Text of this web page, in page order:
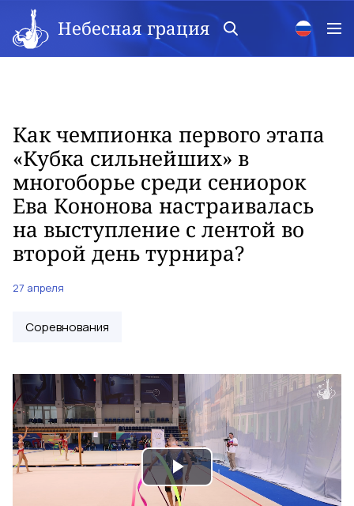
Небесная грация
Как чемпионка первого этапа
«Кубка сильнейших» в
многоборье среди сениорок
Ева Кононова настраивалась
на выступление с лентой во
второй день турнира?
27 апреля
Соревнования
Play